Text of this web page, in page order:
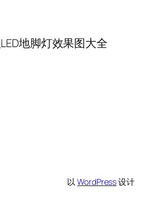
地脚灯效果图大全
以WordPress设计